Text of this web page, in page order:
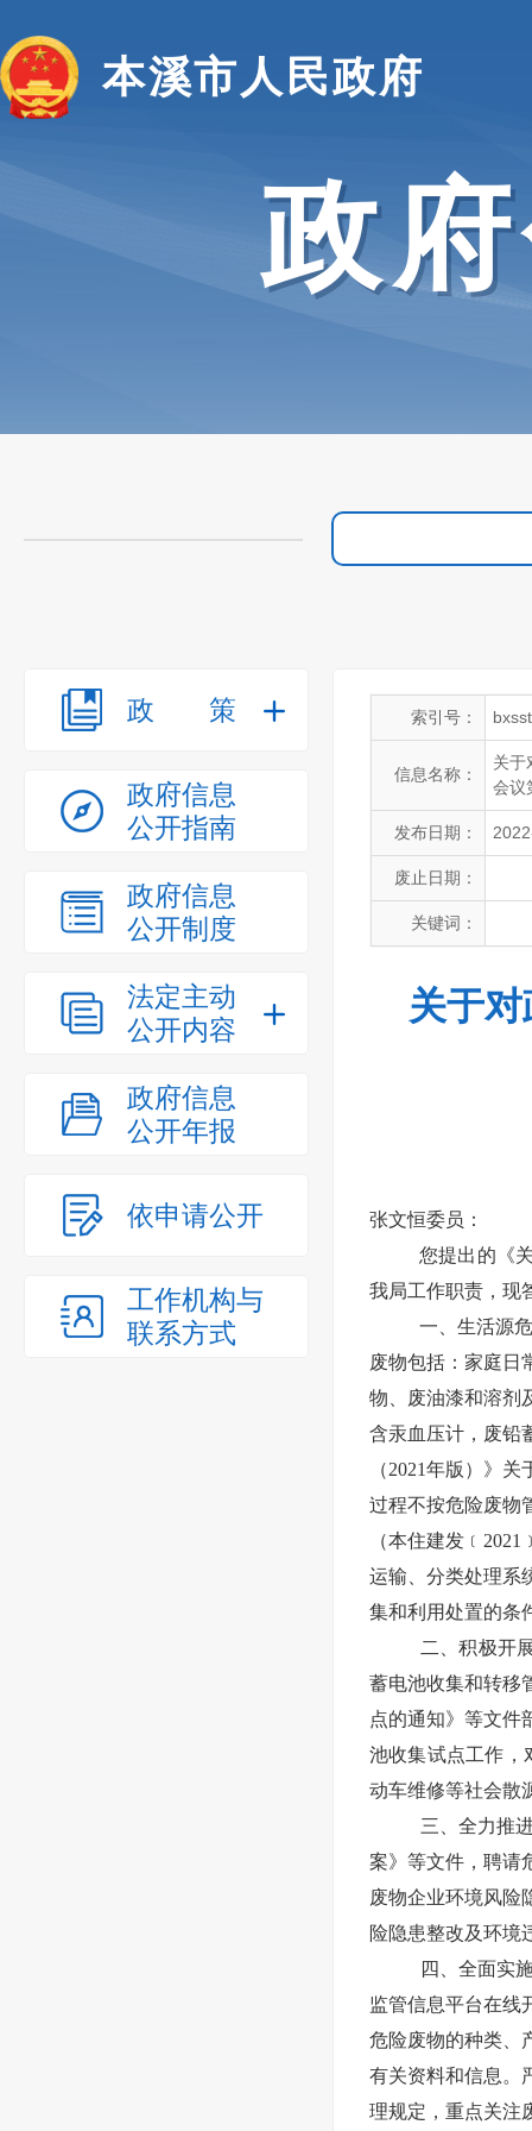
本溪市人民政府
政
政策
政府信息
公开指南
政府信息
公开制度
法定主动
公开内容
政府信息
公开年报
依申请公开
工作机构与
联系方式
索引号：
信息名称：
关于
会议
发布日期：
废止日期：
关键词：
关于
张文恒委员：
您提出的《
我局工作职责，现
一、生活源
废物包括：家庭日
物、废油漆和溶剂
含汞血压计，废铅
（2021年版）》
过程不按危险废物
（本住建发
运输、分类处理系
集和利用处置的条
二、积极开
蓄电池收集和转移
点的通知》等文件
池收集试点工作，
动车维修等社会散
三、全力推
案》等文件，聘请
废物企业环境风险
险隐患整改及环境
四、全面实
监管信息平台在线
危险废物的种类、
有关资料和信息。
理规定，重点关注